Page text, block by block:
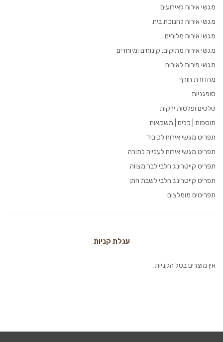
מגשי אירוח לאירועים
מגשי אירוח לחנוכת בית
מגשי אירוח מלוחים
מגשי אירוח מתוקים, קינוחים ומיוחדים
מגשי פירות לאירוח
מהדורת חורף
סופגניות
סלטים ופלטות ירקות
תוספות | כלים | משקאות
תפריט מגשי אירוח לכיבוד
תפריט מגשי אירוח לעלייה לתורה
תפריט קייטרינג חלבי לבר מצווה
תפריט קייטרינג חלבי לשבת חתן
תפריטים מומלצים
עגלת קניות
אין מוצרים בסל הקניות.